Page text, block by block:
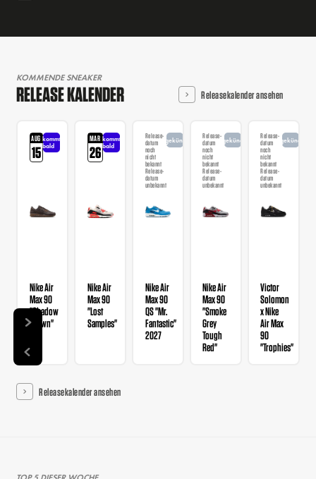
KOMMENDE SNEAKER
RELEASE KALENDER Releasekalender ansehen
AUG
15
kommt
bald
Nike Air
Max 90
"Shadow
Brown"
MAR
26
kommt
bald
Nike Air
Max 90
"Lost
Samples"
Release-
datum
noch
nicht
bekannt
Release-
datum
unbekannt
angekündigt
Nike Air
Max 90
QS "Mr.
Fantastic"
2027
Release-
datum
noch
nicht
bekannt
Release-
datum
unbekannt
angekündigt
Nike Air
Max 90
"Smoke
Grey
Tough
Red"
Release-
datum
noch
nicht
bekannt
Release-
datum
unbekannt
angekündigt
Victor
Solomon
x Nike
Air Max
90
"Trophies"
Releasekalender ansehen